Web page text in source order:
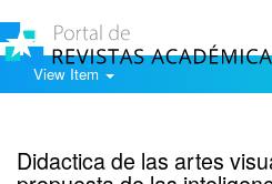
View Item
Didactica de las artes